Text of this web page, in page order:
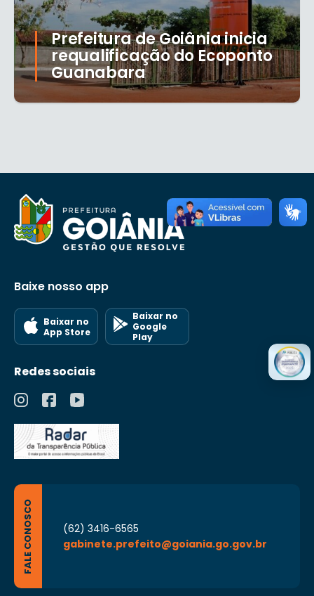
Prefeitura de Goiânia inicia
requalificação do Ecoponto
Guanabara
Baixe nosso app
Baixar no
App Store
Baixar no
Google
Play
Redes sociais
FALE CONOSCO
(62) 3416-6565
gabinete.prefeito@goiania.go.gov.br